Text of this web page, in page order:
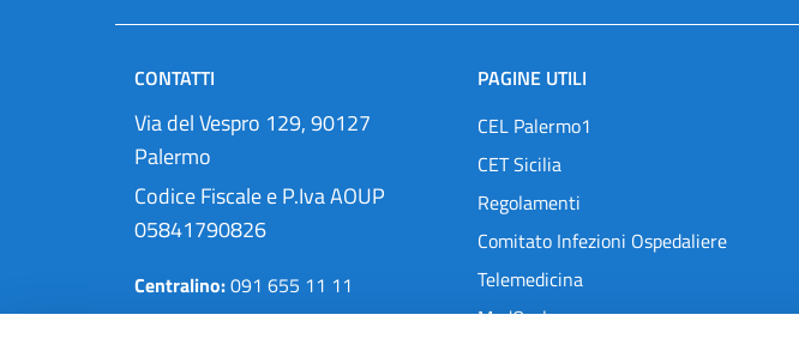
CONTATTI
Via del Vespro 129, 90127
Palermo
Codice Fiscale e P.Iva AOUP
05841790826
Centralino:091 655 11 11
Pec:protocollo@cert.policlinico.pa.it
PAGINE UTILI
CEL Palermo1
CET Sicilia
Regolamenti
Comitato Infezioni Ospedaliere
Telemedicina
MedOral